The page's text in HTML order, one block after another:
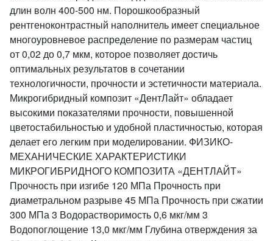
длин волн 400-500 нм. Порошкообразный
рентгеноконтрастный наполнитель имеет специальное
многоуровневое распределение по размерам частиц
от 0,02 до 0,7 мкм, которое позволяет достичь
оптимальных результатов в сочетании
технологичности, прочности и эстетичности материала.
Микрогибридный композит «ДентЛайт» обладает
высокими показателями прочности, повышенной
цветостабильностью и удобной пластичностью, которая
делает его легким при моделировании. ФИЗИКО-
МЕХАНИЧЕСКИЕ ХАРАКТЕРИСТИКИ
МИКРОГИБРИДНОГО КОМПОЗИТА «ДЕНТЛАЙТ»
Прочность при изгибе 120 МПа Прочность при
диаметральном разрыве 45 МПа Прочность при сжатии
300 МПа 3 Водорастворимость 0,6 мкг/мм 3
Водопоглощение 13,0 мкг/мм Глубина отверждения за